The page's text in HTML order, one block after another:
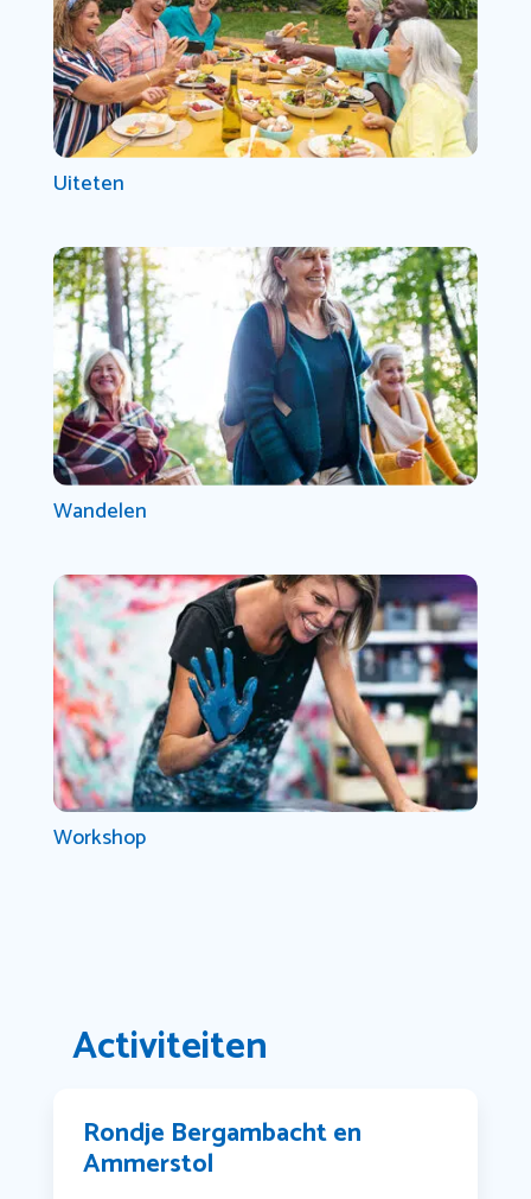
Uiteten
Wandelen
Workshop
Activiteiten
Rondje Bergambacht en
Ammerstol